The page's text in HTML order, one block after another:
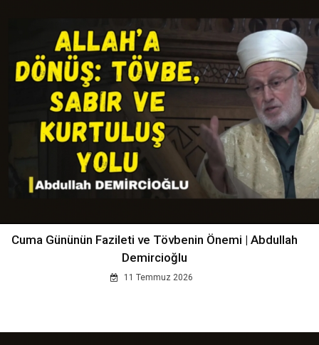
Cuma Gününün Fazileti ve Tövbenin Önemi | Abdullah
Demircioğlu
11 Temmuz 2026